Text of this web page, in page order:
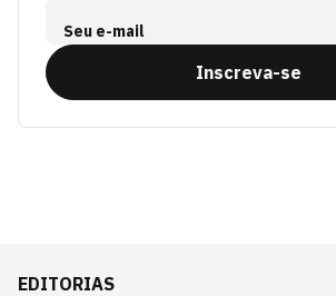
Seu e-mail
Inscreva-se
EDITORIAS